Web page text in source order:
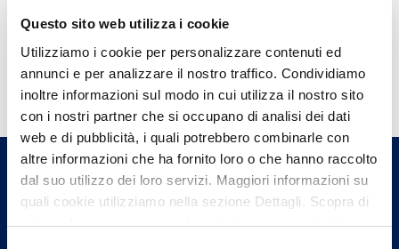
Questo sito web utilizza i cookie
Utilizziamo i cookie per personalizzare contenuti ed
annunci e per analizzare il nostro traffico. Condividiamo
inoltre informazioni sul modo in cui utilizza il nostro sito
con i nostri partner che si occupano di analisi dei dati
web e di pubblicità, i quali potrebbero combinarle con
altre informazioni che ha fornito loro o che hanno raccolto
dal suo utilizzo dei loro servizi. Maggiori informazioni su
quali cookie utilizziamo nella sezione Dettagli. Scopra di
più su chi siamo, come può contattarci e come trattiamo i
Hai bisogno di
informazioni?
Trova l'Agenzia più vicina a te e parla con
un nostro Agente.
Contattaci